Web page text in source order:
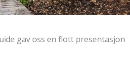
gav oss en flott presentasjon